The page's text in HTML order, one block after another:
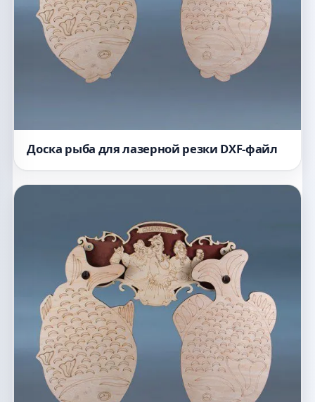
Доска рыба для лазерной резки DXF-файл